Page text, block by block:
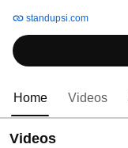
standupsi.com
Home Videos
Videos